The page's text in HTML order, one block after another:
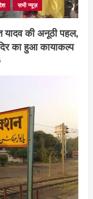
सभी न्यूज़
यादव की अनूठी पहल,
का हुआ कायाकल्प